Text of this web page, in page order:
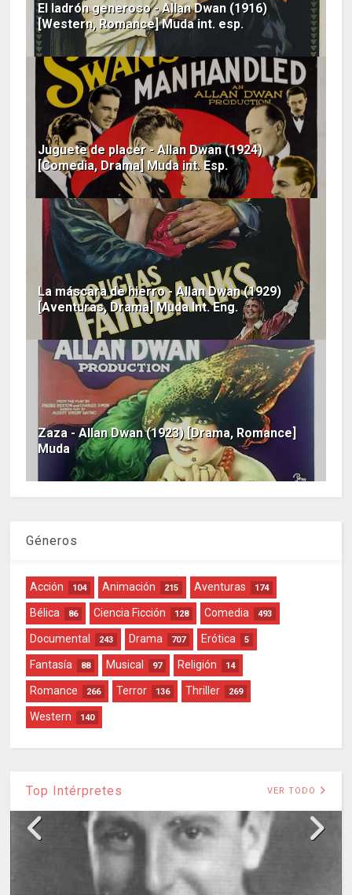
El ladrón generoso - Allan Dwan (1916)
[Western, Romance] Muda int. esp.
Juguete de placer - Allan Dwan (1924)
[Comedia, Drama] Muda int. Esp.
La máscara de hierro - Allan Dwan (1929)
[Aventuras, Drama] Muda Int. Eng.
Zaza - Allan Dwan (1923) [Drama, Romance]
Muda
Géneros
Acción 104 Animación 215 Aventuras 174
Bélica 86 Ciencia Ficción 128 Comedia 493
Documental 243 Drama 707 Erótica 5
Fantasía 88 Musical 97 Religión 14
Romance 266 Terror 136 Thriller 269
Western 140
Top Intérpretes VER TODO